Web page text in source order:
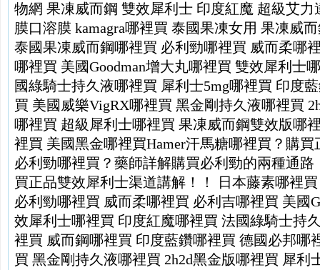
物網 果凍威而鋼 雙效犀利士 印度紅魔 超級艾力
膜口溶膜 kamagra哪裡買 泰國果凍女用 果凍威
泰國果凍威而鋼哪裡買 必利勁哪裡買 威而柔哪
哪裡買 美國Goodman增大丸哪裡買 雙效犀利士
國綠騎士持久液哪裡買 犀利士5mg哪裡買 印度
買 美國威樂VigRX哪裡買 黑金剛持久液哪裡買
哪裡買 超級犀利士哪裡買 果凍威而鋼雙效版哪
裡買 美國黑金哪裡買Hamer汗馬糖哪裡買？購
必利勁哪裡買？藥師詳解購買必利勁的兩種通路
買正品雙效犀利士渠道講解！！
日本藤素哪裡買
必利勁哪裡買 威而柔哪裡買 必利吉哪裡買 美國
效犀利士哪裡買 印度紅魔哪裡買 法國綠騎士持
裡買 威而鋼哪裡買 印度藍鑽哪裡買 德國必邦哪
買 黑金剛持久液哪裡買 2h2d黑金版哪裡買 犀利